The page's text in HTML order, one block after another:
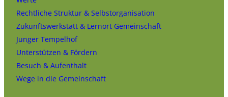
Rechtliche Struktur & Selbstorganisation
Zukunftswerkstatt & Lernort Gemeinschaft
Junger Tempelhof
Unterstützen & Fördern
Besuch & Aufenthalt
Wege in die Gemeinschaft